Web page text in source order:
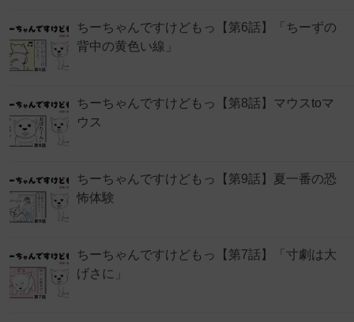
ちーちゃんですけどもっ【第6話】「ちーずの
背中の黄色い線」
ちーちゃんですけどもっ【第8話】マウスtoマ
ウス
ちーちゃんですけどもっ【第9話】夏一番の恐
怖体験
ちーちゃんですけどもっ【第7話】「寸劇は大
げさに」